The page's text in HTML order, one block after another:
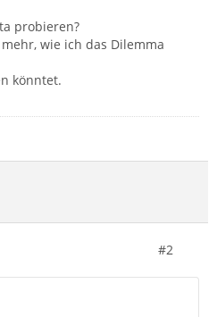
probieren?
wie ich das Dilemma
könntet.
#2